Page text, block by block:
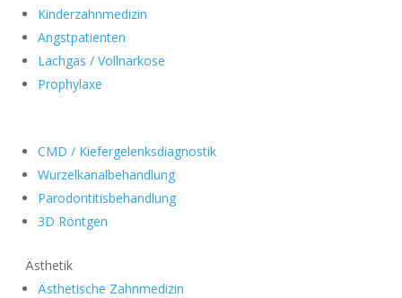
Kinderzahnmedizin
Angstpatienten
Lachgas / Vollnarkose
Prophylaxe
CMD / Kiefergelenksdiagnostik
Wurzelkanalbehandlung
Parodontitisbehandlung
3D Röntgen
Ästhetik
Ästhetische Zahnmedizin